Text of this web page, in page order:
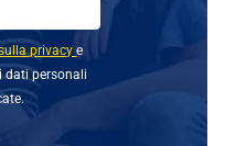
privacye
dati personali